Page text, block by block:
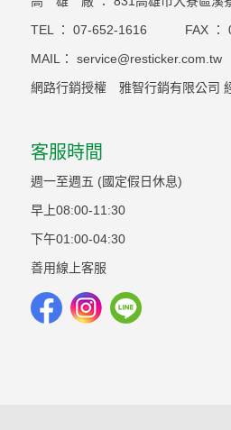
TEL ： 07-652-1616 FAX ：
MAIL： service@resticker.com.tw
網路行銷授權 雅智行銷有限公司
客服時間
週一至週五 (國定假日休息)
早上08:00-11:30
下午01:00-04:30
善用線上客服